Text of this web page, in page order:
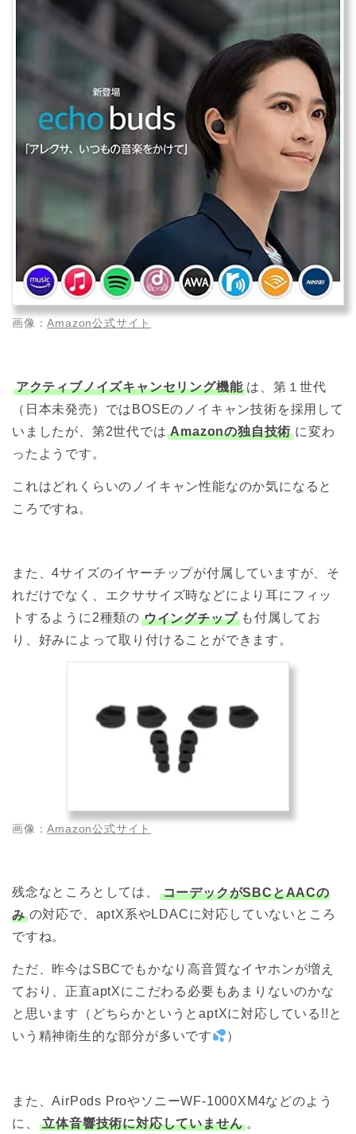
画像：Amazon公式サイト
アクティブノイズキャンセリング機能 は、第１世代
（日本未発売）ではBOSEのノイキャン技術を採用して
いましたが、第2世代では Amazonの独自技術 に変わ
ったようです。
これはどれくらいのノイキャン性能なのか気になると
ころですね。
また、4サイズのイヤーチップが付属していますが、そ
れだけでなく、エクササイズ時などにより耳にフィッ
トするように2種類の ウイングチップ も付属してお
り、好みによって取り付けることができます。
画像：Amazon公式サイト
残念なところとしては、
コーデックがSBCとAACの
み の対応で、aptX系やLDACに対応していないところ
ですね。
ただ、昨今はSBCでもかなり高音質なイヤホンが増え
ており、正直aptXにこだわる必要もあまりないのかな
と思います（どちらかというとaptXに対応している!!と
いう精神衛生的な部分が多いです
）
また、AirPods ProやソニーWF-1000XM4などのよう
に、
立体音響技術に対応していません 。